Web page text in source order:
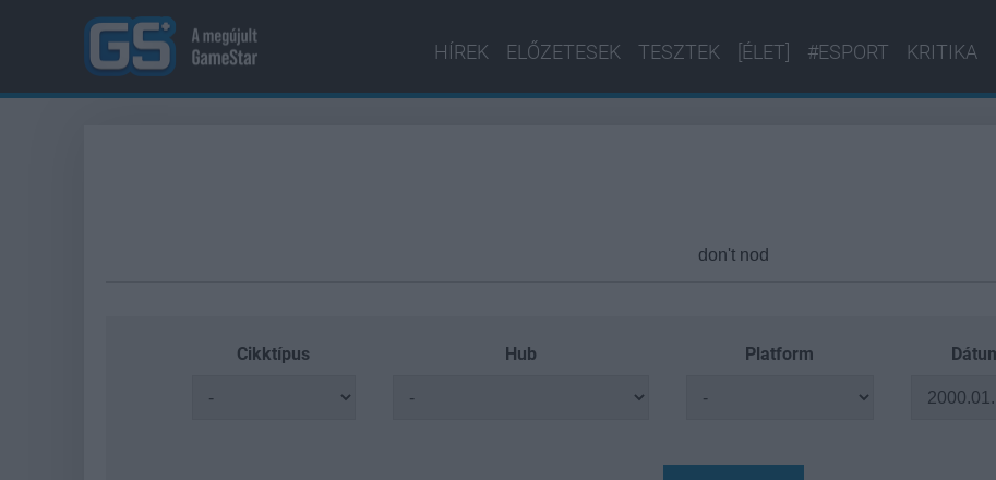
HÍREK ELŐZETESEK TESZTEK [ÉLET] #ESPORT KRITIKA
Cikktípus Hub Platform